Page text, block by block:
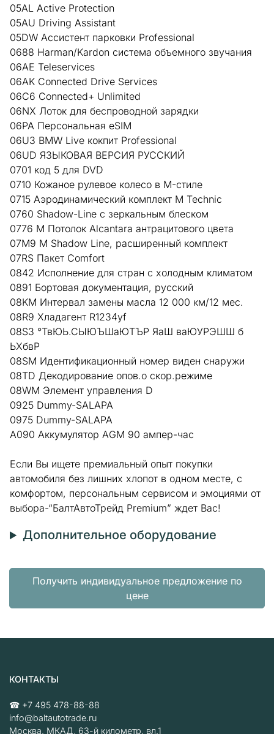
05AL Active Protection
05AU Driving Assistant
05DW Ассистент парковки Professional
0688 Harman/Kardon система объемного звучания
06AE Teleservices
06AK Connected Drive Services
06C6 Connected+ Unlimited
06NX Лоток для беспроводной зарядки
06PA Персональная eSIM
06U3 BMW Live кокпит Professional
06UD ЯЗЫКОВАЯ ВЕРСИЯ РУССКИЙ
0701 код 5 для DVD
0710 Кожаное рулевое колесо в M-стиле
0715 Аэродинамический комплект M Technic
0760 Shadow-Line с зеркальным блеском
0776 M Потолок Alcantara антрацитового цвета
07M9 M Shadow Line, расширенный комплект
07RS Пакет Comfort
0842 Исполнение для стран с холодным климатом
0891 Бортовая документация, русский
08KM Интервал замены масла 12 000 км/12 мес.
08R9 Хладагент R1234yf
08S3 °ТвЮЬ.СЫЮЪШаЮТЪР ЯаШ ваЮУРЭШШ б
ЬХбвР
08SM Идентификационный номер виден снаружи
08TD Декодирование опов.о скор.режиме
08WM Элемент управления D
0925 Dummy-SALAPA
0975 Dummy-SALAPA
A090 Аккумулятор AGM 90 ампер-час
Если Вы ищете премиальный опыт покупки
автомобиля без лишних хлопот в одном месте, с
комфортом, персональным сервисом и эмоциями от
выбора-“БалтАвтоТрейд Premium” ждет Вас!
Дополнительное оборудование
Получить индивидуальное предложение по
цене
КОНТАКТЫ
☎ +7 495 478-88-88
info@baltautotrade.ru
Москва, МКАД, 63-й километр, вл.1